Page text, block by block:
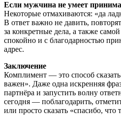
Если мужчина не умеет
Некоторые отмахиваются: «да
В ответ важно не давить,
за конкретные дела, а также
спокойно и с благодарностью
адрес.
Заключение
Комплимент — это способ
важен». Даже одна искренняя
партнёра и запустить волну
сегодня — поблагодарить,
или просто сказать «спасибо, что